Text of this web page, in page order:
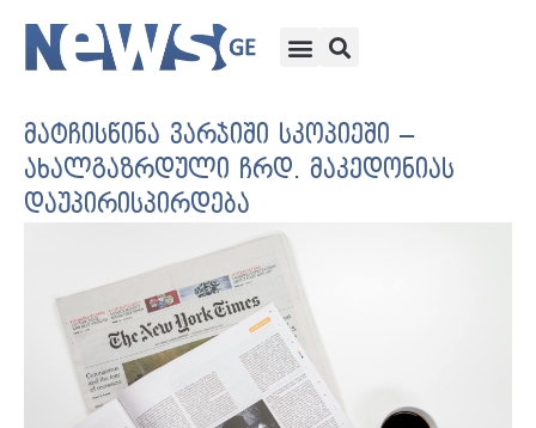
მატჩისწინა ვარჯიში სკოპიეში –
ახალგაზრდული ჩრდ. მაკედონიას
დაუპირისპირდება